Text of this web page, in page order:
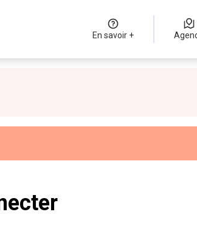
En savoir +